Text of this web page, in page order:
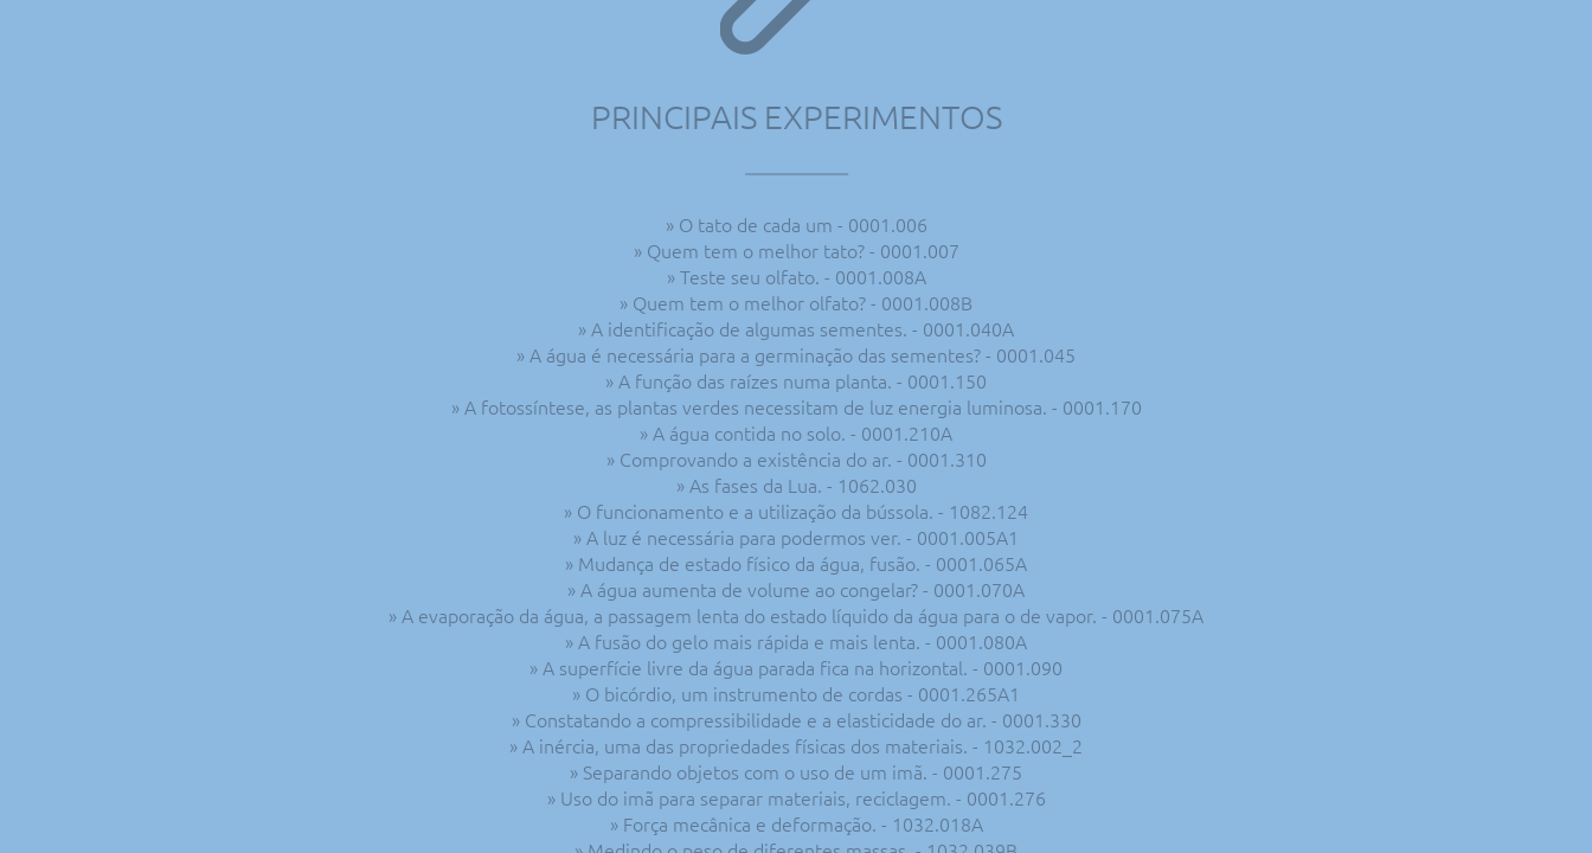
PRINCIPAIS EXPERIMENTOS
» O tato de cada um - 0001.006
» Quem tem o melhor tato? - 0001.007
» Teste seu olfato. - 0001.008A
» Quem tem o melhor olfato? - 0001.008B
» A identificação de algumas sementes. - 0001.040A
» A água é necessária para a germinação das sementes? - 0001.045
» A função das raízes numa planta. - 0001.150
» A fotossíntese, as plantas verdes necessitam de luz energia luminosa. - 0001.170
» A água contida no solo. - 0001.210A
» Comprovando a existência do ar. - 0001.310
» As fases da Lua. - 1062.030
» O funcionamento e a utilização da bússola. - 1082.124
» A luz é necessária para podermos ver. - 0001.005A1
» Mudança de estado físico da água, fusão. - 0001.065A
» A água aumenta de volume ao congelar? - 0001.070A
» A evaporação da água, a passagem lenta do estado líquido da água para o de vapor. - 0001.075A
» A fusão do gelo mais rápida e mais lenta. - 0001.080A
» A superfície livre da água parada fica na horizontal. - 0001.090
» O bicórdio, um instrumento de cordas - 0001.265A1
» Constatando a compressibilidade e a elasticidade do ar. - 0001.330
» A inércia, uma das propriedades físicas dos materiais. - 1032.002_2
» Separando objetos com o uso de um imã. - 0001.275
» Uso do imã para separar materiais, reciclagem. - 0001.276
» Força mecânica e deformação. - 1032.018A